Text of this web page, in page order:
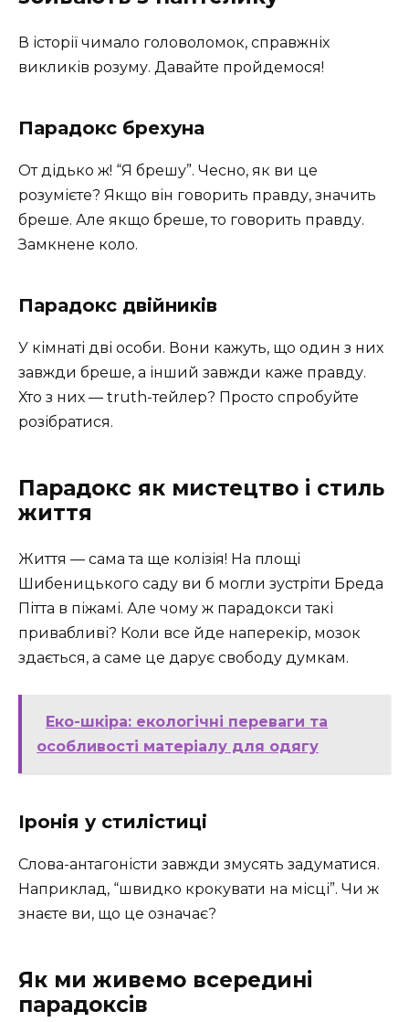
В історії чимало головоломок, справжніх
викликів розуму. Давайте пройдемося!
Парадокс брехуна
От дідько ж! “Я брешу”. Чесно, як ви це
розумієте? Якщо він говорить правду, значить
бреше. Але якщо бреше, то говорить правду.
Замкнене коло.
Парадокс двійників
У кімнаті дві особи. Вони кажуть, що один з них
завжди бреше, а інший завжди каже правду.
Хто з них — truth-тейлер? Просто спробуйте
розібратися.
Парадокс як мистецтво і стиль
життя
Життя — сама та ще колізія! На площі
Шибеницького саду ви б могли зустріти Бреда
Пітта в піжамі. Але чому ж парадокси такі
привабливі? Коли все йде наперекір, мозок
здається, а саме це дарує свободу думкам.
Еко-шкіра: екологічні переваги та
особливості матеріалу для одягу
Іронія у стилістиці
Слова-антагоністи завжди змусять задуматися.
Наприклад, “швидко крокувати на місці”. Чи ж
знаєте ви, що це означає?
Як ми живемо всередині
парадоксів